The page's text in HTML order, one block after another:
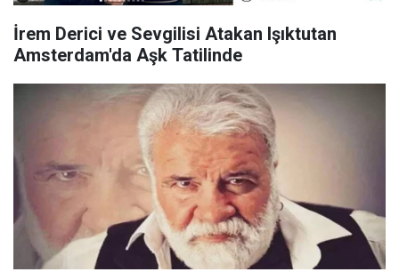
İrem Derici ve Sevgilisi Atakan Işıktutan
Amsterdam'da Aşk Tatilinde